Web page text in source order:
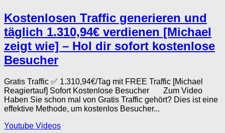
Kostenlosen Traffic generieren und
täglich 1.310,94€ verdienen [Michael
zeigt wie] – Hol dir sofort kostenlose
Besucher
Gratis Traffic ✅ 1.310,94€/Tag mit FREE Traffic [Michael
Reagiertauf] Sofort Kostenlose Besucher Zum Video
Haben Sie schon mal von Gratis Traffic gehört? Dies ist eine
effektive Methode, um kostenlos Besucher...
Youtube Videos